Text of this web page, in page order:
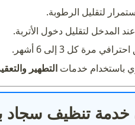
لتقليل الرطوبة.
المدخل لتقليل دخول الأتربة.
مرة كل 3 إلى 6 أشهر.
باستخدام خدمات التطهير
خدمة تنظيف